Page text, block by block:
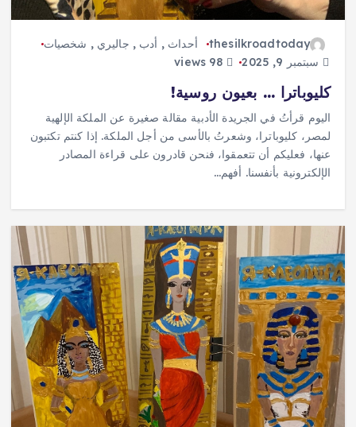
thesilkroadtoday أحداث , أدب , جاليري , شخصيات
سبتمبر 9, 2025
كليوباترا … بعيون روسية!
اليوم قرأتُ في الجريدة الأدبية مقالة صغيرة عن الملكة الإلهية
لمصر، كليوباترا، وشعرتُ بالأسى من أجل الملكة. إذا كنتم تكتبون
عنها، فعليكم أن تتعمقوا، فنحن قادرون على قراءة المصادر
الإلكترونية بأنفسنا. أفهم…